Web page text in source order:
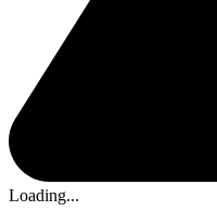
Loading...